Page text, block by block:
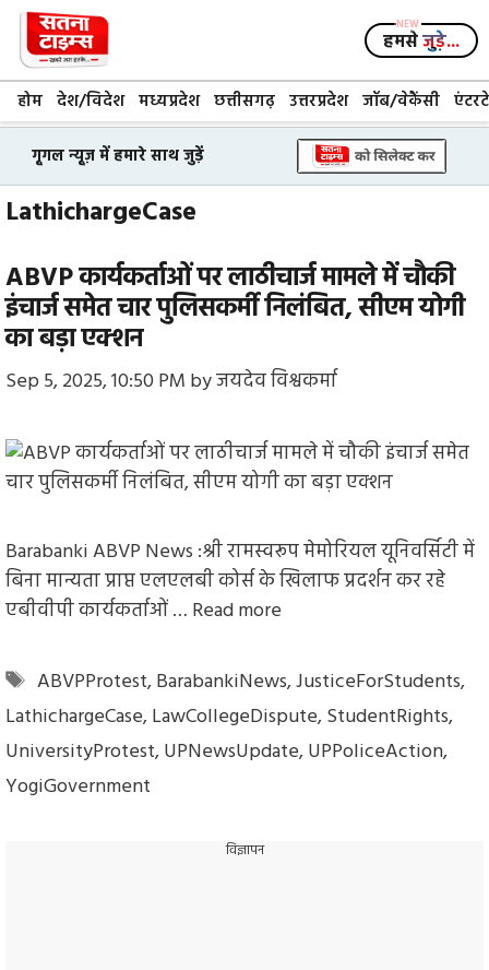
Skip
content
हमसेजुड़े...
होम देश/विदेश मध्यप्रदेश छत्तीसगढ़ उत्तरप्रदेश जॉब/वेकैंसी
गूगल न्यूज़ में हमारे साथ जुड़ें
LathichargeCase
ABVP कार्यकर्ताओं पर लाठीचार्ज मामले में चौकी
इंचार्ज समेत चार पुलिसकर्मी निलंबित, सीएम योगी
का बड़ा एक्शन
Sep 5, 2025, 10:50 PM byजयदेव विश्वकर्मा
Barabanki ABVP News :श्री रामस्वरूप मेमोरियल यूनिवर्सिटी में
बिना मान्यता प्राप्त एलएलबी कोर्स के खिलाफ प्रदर्शन कर रहे
एबीवीपी कार्यकर्ताओं … Read more
Tags
ABVPProtest,BarabankiNews,JusticeForStudents,
LathichargeCase,LawCollegeDispute,StudentRights,
UniversityProtest,UPNewsUpdate,UPPoliceAction,
YogiGovernment
विज्ञापन